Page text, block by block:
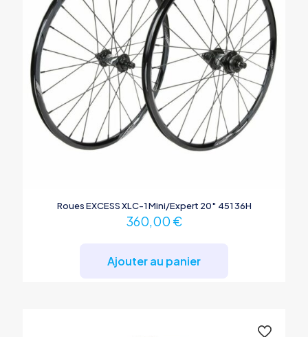
Roues EXCESS XLC-1 Mini/Expert 20″ 451 36H
360,00 €
Ajouter au panier